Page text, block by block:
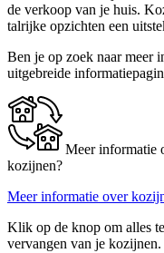
de verkoop van je huis.
talrijke opzichten een
Ben je op zoek naar meer
uitgebreide
Meer informatie
kozijnen?
Meer informatie over
Klik op de knop om alles
vervangen van je kozijnen.